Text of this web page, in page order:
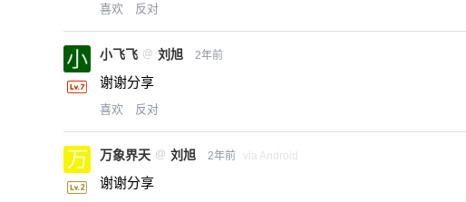
喜欢 反对
小飞飞 @ 刘旭 2年前
谢谢分享
喜欢 反对
万象界天 @ 刘旭 2年前 via Android
谢谢分享